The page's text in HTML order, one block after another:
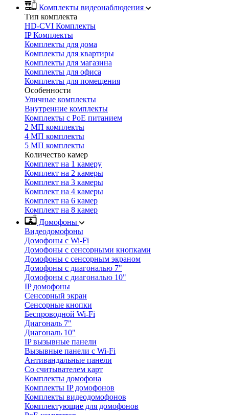
Комплекты видеонаблюдения
Тип комплекта
HD-CVI Комплекты
IP Комплекты
Комплекты для дома
Комплекты для квартиры
Комплекты для магазина
Комплекты для офиса
Комплекты для помещения
Особенности
Уличные комплекты
Внутренние комплекты
Комплекты с PoE питанием
2 МП комплекты
4 МП комплекты
5 МП комплекты
Количество камер
Комплект на 1 камеру
Комплект на 2 камеры
Комплект на 3 камеры
Комплект на 4 камеры
Комплект на 6 камер
Комплект на 8 камер
Домофоны
Видеодомофоны
Домофоны с Wi-Fi
Домофоны с сенсорными кнопками
Домофоны с сенсорным экраном
Домофоны с диагональю 7"
Домофоны с диагональю 10"
IP домофоны
Сенсорный экран
Сенсорные кнопки
Беспроводной Wi-Fi
Диагональ 7"
Диагональ 10"
IP вызывные панели
Вызывные панели с Wi-Fi
Антивандальные панели
Со считывателем карт
Комплекты домофона
Комплекты IP домофонов
Комплекты видеодомофонов
Комплектующие для домофонов